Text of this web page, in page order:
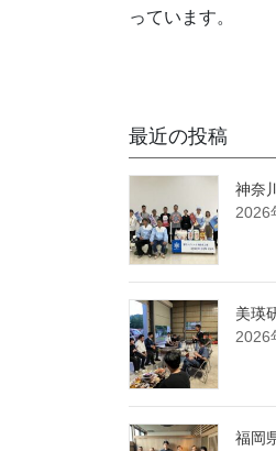
っています。
最近の投稿
神奈
2026
美瑛
2026
福岡